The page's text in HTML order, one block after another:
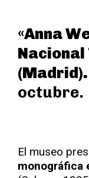
«Anna
Nacional
(Madrid).
octubre.
El museo
monográfica